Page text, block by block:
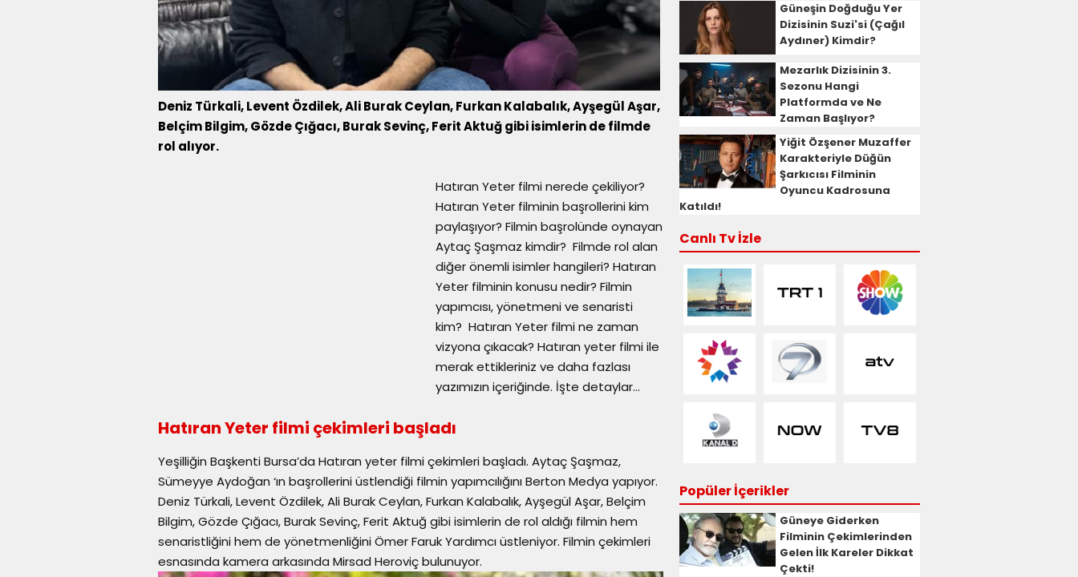
Deniz Türkali, Levent Özdilek, Ali Burak Ceylan, Furkan Kalabalık, Ayşegül Aşar,
Belçim Bilgim, Gözde Çığacı, Burak Sevinç, Ferit Aktuğ gibi isimlerin de filmde
rol alıyor.
Hatıran Yeter filmi nerede çekiliyor?
Hatıran Yeter filminin başrollerini kim
paylaşıyor? Filmin başrolünde oynayan
Aytaç Şaşmaz kimdir? Filmde rol alan
diğer önemli isimler hangileri? Hatıran
Yeter filminin konusu nedir? Filmin
yapımcısı, yönetmeni ve senaristi
kim? Hatıran Yeter filmi ne zaman
vizyona çıkacak? Hatıran yeter filmi ile
merak ettikleriniz ve daha fazlası
yazımızın içeriğinde. İşte detaylar...
Hatıran Yeter filmi çekimleri başladı
Yeşilliğin Başkenti Bursa’da Hatıran yeter filmi çekimleri başladı. Aytaç Şaşmaz,
Sümeyye Aydoğan ‘ın başrollerini üstlendiği filmin yapımcılığını Berton Medya yapıyor.
Deniz Türkali, Levent Özdilek, Ali Burak Ceylan, Furkan Kalabalık, Ayşegül Aşar, Belçim
Bilgim, Gözde Çığacı, Burak Sevinç, Ferit Aktuğ gibi isimlerin de rol aldığı filmin hem
senaristliğini hem de yönetmenliğini Ömer Faruk Yardımcı üstleniyor. Filmin çekimleri
esnasında kamera arkasında Mirsad Heroviç bulunuyor.
Güneşin Doğduğu Yer
Dizisinin Suzi'si (Çağıl
Aydıner) Kimdir?
Mezarlık Dizisinin 3.
Sezonu Hangi
Platformda ve Ne
Zaman Başlıyor?
Yiğit Özşener Muzaffer
Karakteriyle Düğün
Şarkıcısı Filminin
Oyuncu Kadrosuna
Katıldı!
Canlı Tv İzle
Popüler İçerikler
Güneye Giderken
Filminin Çekimlerinden
Gelen İlk Kareler Dikkat
Çekti!